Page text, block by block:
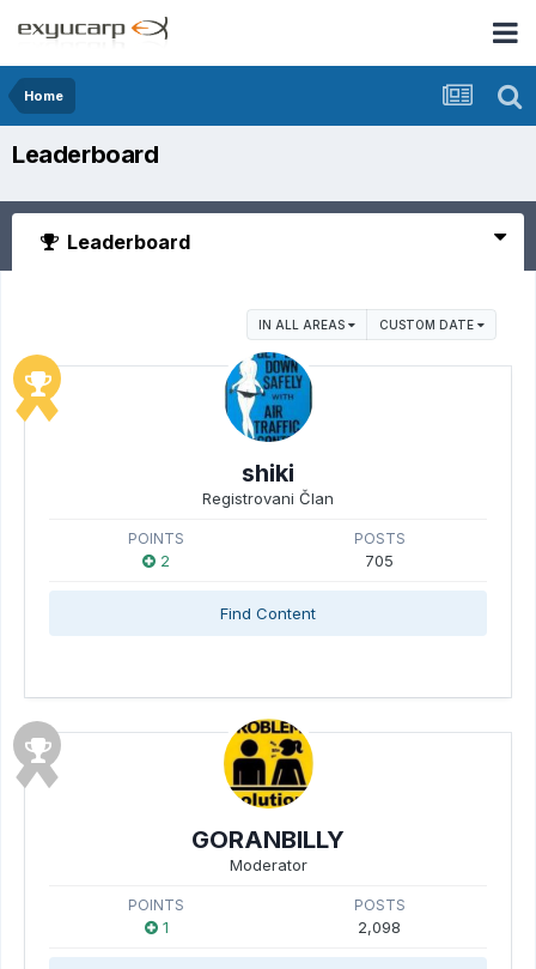
Home
Leaderboard
Leaderboard
IN ALL AREAS CUSTOM DATE
shiki
Registrovani Član
POINTS
2
POSTS
705
Find Content
GORANBILLY
Moderator
POINTS
1
POSTS
2,098